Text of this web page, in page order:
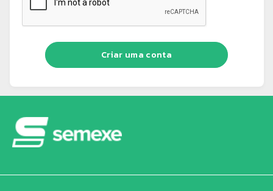
Criar uma conta